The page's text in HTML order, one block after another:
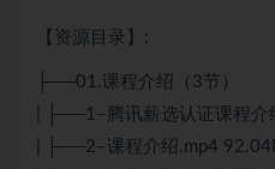
【资源目录】:
├──01.课程介绍（3节）
| ├──1–腾讯薪选认证课程介
| ├──2–课程介绍.mp4